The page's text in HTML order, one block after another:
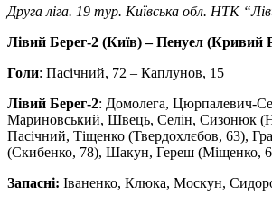
Друга ліга. 19 тур. Київська обл. НТК
Лівий Берег-2 (Київ) – Пенуел (Кривий
Голи: Пасічний, 72 – Каплунов, 15
Лівий Берег-2: Домолега, Цюрпалевич-
Мариновський, Швець, Селін, Сизонюк
Пасічний, Тіщенко (Твердохлєбов, 63),
(Скибенко, 78), Шакун, Гереш (Міщенко,
Запасні: Іваненко, Клюка, Москун,